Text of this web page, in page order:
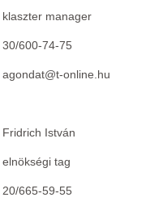
klaszter manager
30/600-74-75
agondat@t-online.hu
Fridrich István
elnökségi tag
20/665-59-55